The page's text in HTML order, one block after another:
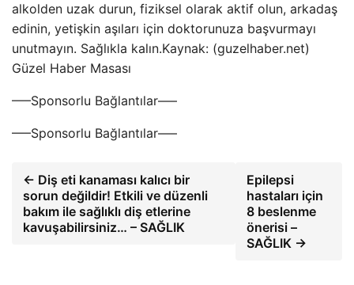
alkolden uzak durun, fiziksel olarak aktif olun, arkadaş
edinin, yetişkin aşıları için doktorunuza başvurmayı
unutmayın. Sağlıkla kalın.Kaynak: (guzelhaber.net)
Güzel Haber Masası
—–Sponsorlu Bağlantılar—–
—–Sponsorlu Bağlantılar—–
← Diş eti kanaması kalıcı bir
sorun değildir! Etkili ve düzenli
bakım ile sağlıklı diş etlerine
kavuşabilirsiniz… – SAĞLIK
Epilepsi
hastaları için
8 beslenme
önerisi –
SAĞLIK →